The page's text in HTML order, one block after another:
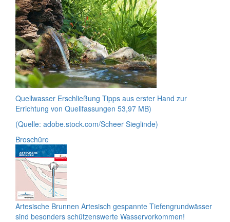
Quellwasser Erschließung Tipps aus erster Hand zur
Errichtung von Quellfassungen 53,97 MB)
(Quelle: adobe.stock.com/Scheer Sieglinde)
Broschüre
Artesische Brunnen Artesisch gespannte Tiefengrundwässer
sind besonders schützenswerte Wasservorkommen!